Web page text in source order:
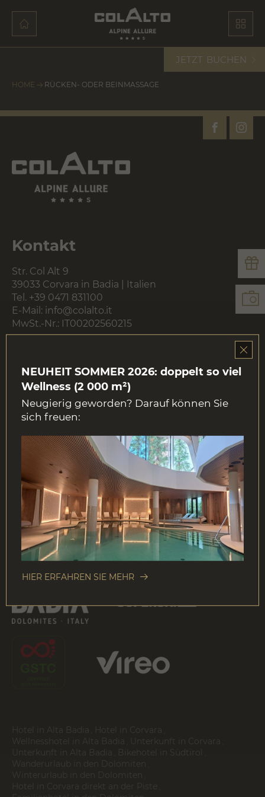
JETZT BUCHEN
HOME RÜCKEN- ODER BEINMASSAGE
Kontakt
Str. Col Alt 9
39033 Corvara in Badia | Italien
Tel. +39 0471 831100
E-Mail: info@colalto.it
MwSt.-Nr.: IT00202560215
Download
NEWSLETTER
Hotel in Alta Badia
Wellnesshotel in Alta Badia
Unterkunft in Corvara
Unterkunft in Alta Badia
Bikehotel in Südtirol
NEUHEIT SOMMER 2026: doppelt so viel
Wellness (2 000 m²)
Neugierig geworden? Darauf können Sie
sich freuen:
HIER ERFAHREN SIE MEHR